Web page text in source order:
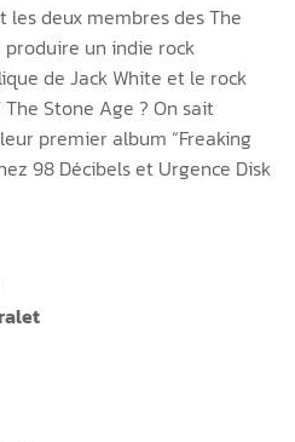
les deux membres des The
produire un indie rock
de Jack White et le rock
Stone Age ? On sait
premier album “Freaking
98 Décibels et Urgence Disk